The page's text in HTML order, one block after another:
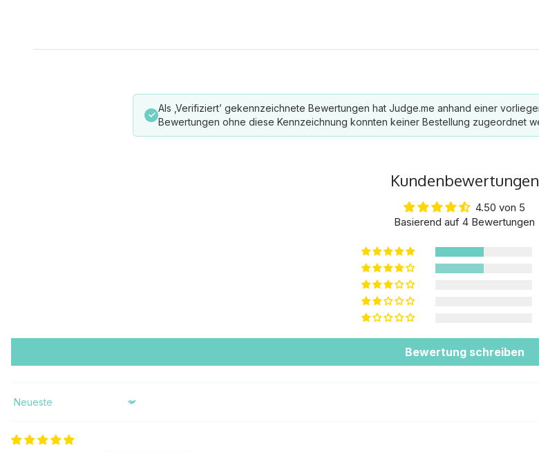
✓
Als ‚Verifiziert’ gekennzeichnete Bewertungen hat Judge.me anhand einer
Bewertungen ohne diese Kennzeichnung konnten keiner Bestellung zugeordnet
Kundenbewertungen
4.50 von 5
Basierend auf 4 Bewertungen
Bewertung schreiben
Sort by